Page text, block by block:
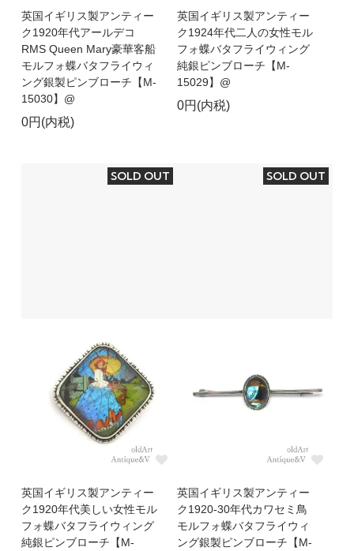
英国イギリス製アンティー
ク1920年代アールデコ
RMS Queen Mary豪華客船
モルフォ蝶バタフライウィ
ング銀製ピンブローチ【M-
15030】@
0円(内税)
英国イギリス製アンティー
ク1924年代二人の女性モル
フォ蝶バタフライウィング
純銀ピンブローチ【M-
15029】@
0円(内税)
SOLD OUT
英国イギリス製アンティー
ク1920年代美しい女性モル
フォ蝶バタフライウィング
純銀ピンブローチ【M-
SOLD OUT
英国イギリス製アンティー
ク1920-30年代カワセミ鳥
モルフォ蝶バタフライウィ
ング銀製ピンブローチ【M-